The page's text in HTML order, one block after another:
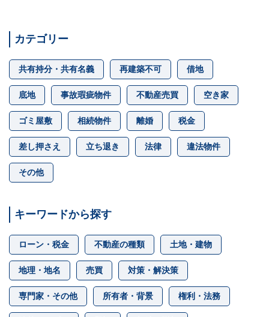
カテゴリー
共有持分・共有名義 再建築不可 借地
底地 事故瑕疵物件 不動産売買 空き家
ゴミ屋敷 相続物件 離婚 税金
差し押さえ 立ち退き 法律 違法物件
その他
キーワードから探す
ローン・税金 不動産の種類 土地・建物
地理・地名 売買 対策・解決策
専門家・その他 所有者・背景 権利・法務